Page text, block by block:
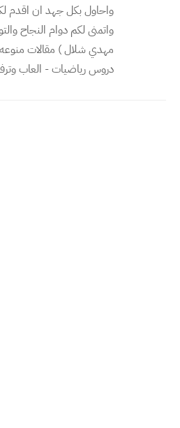
واحاول بكل جهد ان اقدم
واتمنى لكم دوام النجاح
مهدي شلال ) مقالات منوعه
دروس رياضيات - العاب